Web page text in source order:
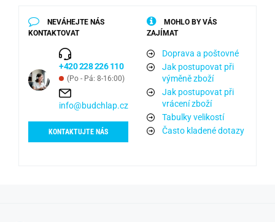
NEVÁHEJTE NÁS
KONTAKTOVAT
+420 228 226 110
(Po - Pá: 8-16:00)
info@budchlap.cz
KONTAKTUJTE NÁS
MOHLO BY VÁS
ZAJÍMAT
Doprava a poštovné
Jak postupovat při
výměně zboží
Jak postupovat při
vrácení zboží
Tabulky velikostí
Často kladené dotazy